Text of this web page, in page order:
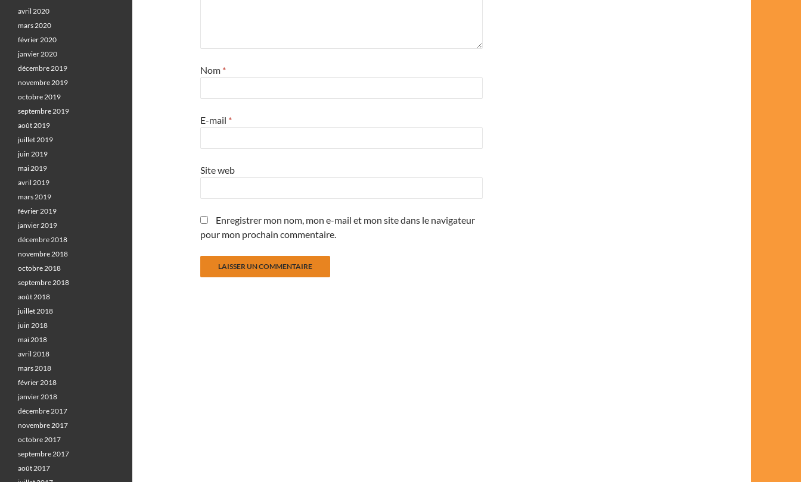
Nom *
E-mail *
Site web
Enregistrer mon nom, mon e-mail et mon site dans le navigateur
pour mon prochain commentaire.
avril 2020
mars 2020
février 2020
janvier 2020
décembre 2019
novembre 2019
octobre 2019
septembre 2019
août 2019
juillet 2019
juin 2019
mai 2019
avril 2019
mars 2019
février 2019
janvier 2019
décembre 2018
novembre 2018
octobre 2018
septembre 2018
août 2018
juillet 2018
juin 2018
mai 2018
avril 2018
mars 2018
février 2018
janvier 2018
décembre 2017
novembre 2017
octobre 2017
septembre 2017
août 2017